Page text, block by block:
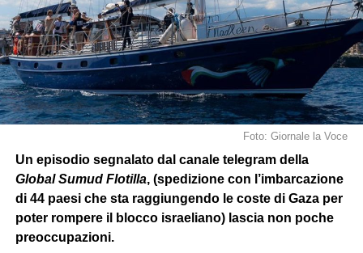
Foto: Giornale la Voce
Un episodio segnalato dal canale telegram della
Global Sumud Flotilla, (spedizione con l’imbarcazione
di 44 paesi che sta raggiungendo le coste di Gaza per
poter rompere il blocco israeliano) lascia non poche
preoccupazioni.